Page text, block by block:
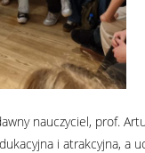
nauczyciel, prof.
i atrakcyjna, a